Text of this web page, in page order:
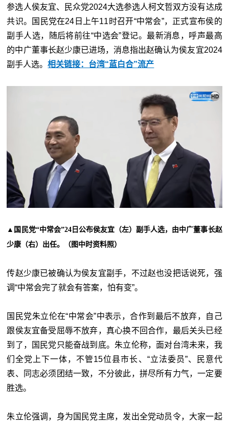
参选人侯友宜、民众党2024大选参选人柯文哲双方没有达成
共识。国民党在24日上午11时召开“中常会”，正式宣布侯的
副手人选，随后将前往“中选会”登记。最新消息，呼声最高
的中广董事长赵少康已进场，消息指出赵确认为侯友宜2024
副手人选。相关链接：台湾“蓝白合”流产
▲国民党“中常会”24日公布侯友宜（左）副手人选，由中广董事长赵
少康（右）出任。（图中时资料照）
传赵少康已被确认为侯友宜副手，不过赵也没把话说死，强
调“中常会完了就会有答案，怕有变”。
国民党朱立伦在“中常会”中表示，合作到最后不放弃，自己
跟侯友宜备受屈辱不放弃，真心换不回合作，最后关头已经
到了，国民党只能奋战到底。朱立伦称，面对台湾未来，我
们全党上下一体，不管15位县市长、“立法委员”、民意代
表、同志必须团结一致，不分彼此，拼尽所有力气，一定要
胜选。
朱立伦强调，身为国民党主席，发出全党动员令，大家一起